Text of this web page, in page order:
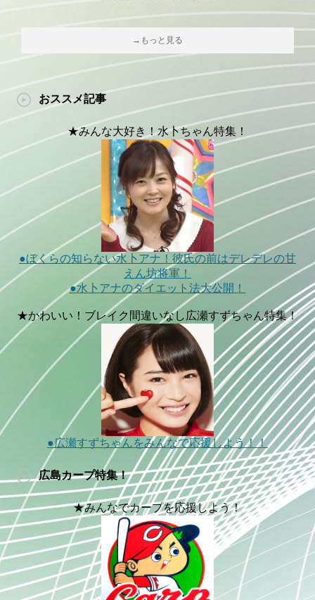
→もっと見る
おススメ記事
★みんな大好き！水卜ちゃん特集！
●ぼくらの知らない水卜アナ！彼氏の前はデレデレの甘
えん坊将軍！
●水卜アナのダイエット法大公開！
★かわいい！ブレイク間違いなし広瀬すずちゃん特集！
●広瀬すずちゃんをみんなで応援しよう！！
広島カープ特集！
★みんなでカープを応援しよう！